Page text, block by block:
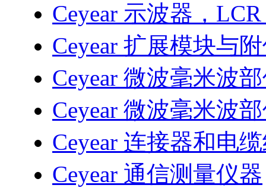
Ceyear 示波器，
Ceyear 扩展模块与
Ceyear 微波毫米波
Ceyear 微波毫米波
Ceyear 连接器和电
Ceyear 通信测量仪器